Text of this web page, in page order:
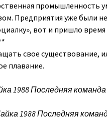
промышленность
Предприятия уже были
вот и пришло
свое существование,
плавание.
1988 Последняя